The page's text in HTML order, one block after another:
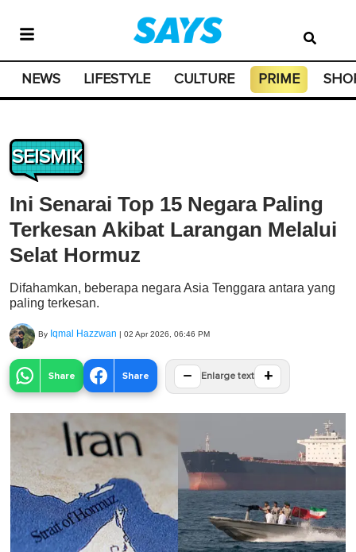
NEWS LIFESTYLE CULTURE PRIME
SEISMIK
Ini Senarai Top 15 Negara Paling
Terkesan Akibat Larangan Melalui
Selat Hormuz
Difahamkan, beberapa negara Asia Tenggara antara yang
paling terkesan.
By Iqmal Hazzwan | 02 Apr 2026, 06:46 PM
Share Share − Enlarge text +